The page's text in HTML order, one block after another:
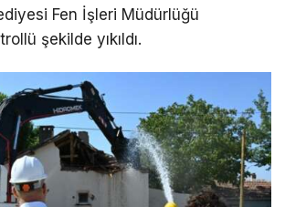
Fen İşleri Müdürlüğü
şekilde yıkıldı.